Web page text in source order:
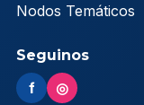
Nodos Temáticos
Seguinos
f ◎